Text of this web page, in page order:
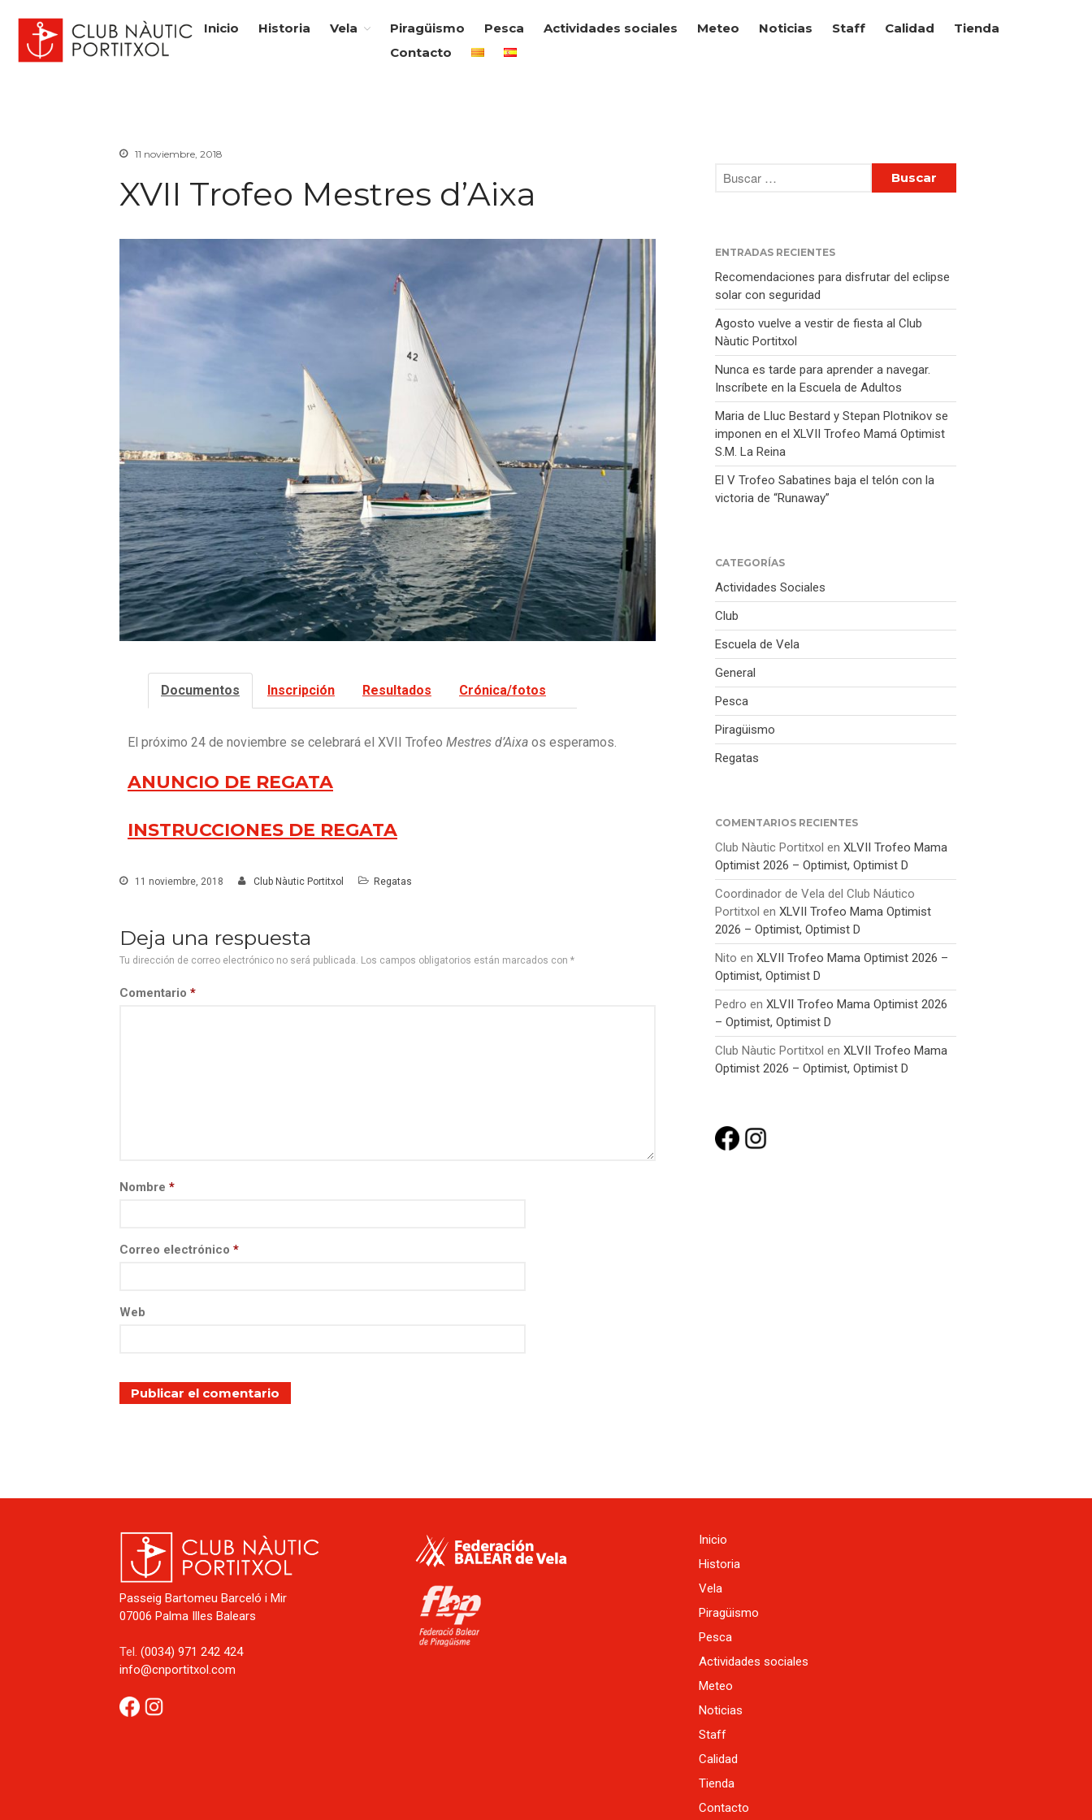
Escuela de Vela
Meteo
Staff
Tienda
navegar. Inscríbete en la
Plotnikov se imponen en el
S.M. La Reina
El V Trofeo Sabatines baja el
Club Nàutic Portitxol
web oficial
Inicio Historia Vela Piragüismo Pesca Actividades sociales Meteo Noticias Staff Calidad
Tienda
Contacto
11 noviembre, 2018
XVII Trofeo Mestres d’Aixa
Documentos Inscripción Resultados Crónica/fotos
El próximo 24 de noviembre se celebrará el XVII Trofeo Mestres d’Aixa os esperamos.
ANUNCIO DE REGATA
INSTRUCCIONES DE REGATA
11 noviembre, 2018 Club Nàutic Portitxol Regatas
Deja una respuesta
Tu dirección de correo electrónico no será publicada. Los campos obligatorios están marcados con *
Comentario *
Nombre *
Correo electrónico *
Web
ENTRADAS RECIENTES
Recomendaciones para disfrutar del eclipse
solar con seguridad
Agosto vuelve a vestir de fiesta al Club
Nàutic Portitxol
Nunca es tarde para aprender a navegar.
Inscríbete en la Escuela de Adultos
Maria de Lluc Bestard y Stepan Plotnikov se
imponen en el XLVII Trofeo Mamá Optimist
S.M. La Reina
El V Trofeo Sabatines baja el telón con la
victoria de “Runaway”
CATEGORÍAS
Actividades Sociales
Club
Escuela de Vela
General
Pesca
Piragüismo
Regatas
COMENTARIOS RECIENTES
Club Nàutic Portitxol enXLVII Trofeo Mama
Optimist 2026 – Optimist, Optimist D
Coordinador de Vela del Club Náutico
Portitxol enXLVII Trofeo Mama Optimist
2026 – Optimist, Optimist D
Nito enXLVII Trofeo Mama Optimist 2026 –
Optimist, Optimist D
Pedro enXLVII Trofeo Mama Optimist 2026
– Optimist, Optimist D
Club Nàutic Portitxol enXLVII Trofeo Mama
Optimist 2026 – Optimist, Optimist D
Passeig Bartomeu Barceló i Mir
07006 Palma Illes Balears
Tel. (0034) 971 242 424
info@cnportitxol.com
Inicio
Historia
Vela
Piragüismo
Pesca
Actividades sociales
Meteo
Noticias
Staff
Calidad
Tienda
Contacto